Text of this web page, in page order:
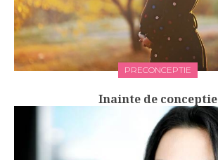
PRECONCEPTIE
Inainte de conceptie